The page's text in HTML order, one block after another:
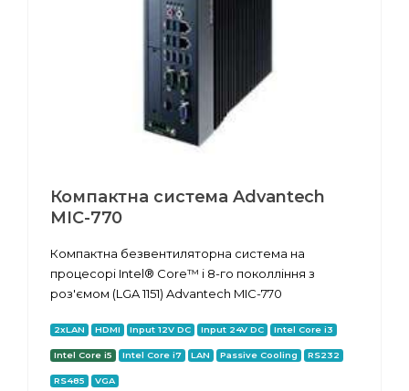
Компактна система Advantech
MIC-770
Компактна безвентиляторна система на
процесорі Intel® Core™ i 8-го поколління з
роз'ємом (LGA 1151) Advantech MIC-770
2xLAN HDMI Input 12V DC Input 24V DC Intel Core i3
Intel Core i5 Intel Core i7 LAN Passive Cooling RS232
RS485 VGA